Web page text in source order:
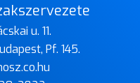
u. 11.
Pf. 145.